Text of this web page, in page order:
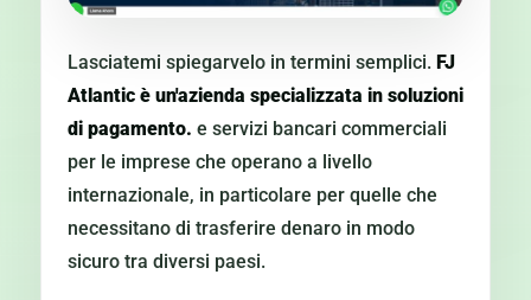
Lasciatemi spiegarvelo in termini semplici. FJ
Atlantic è un'azienda specializzata in soluzioni
di pagamento. e servizi bancari commerciali
per le imprese che operano a livello
internazionale, in particolare per quelle che
necessitano di trasferire denaro in modo
sicuro tra diversi paesi.